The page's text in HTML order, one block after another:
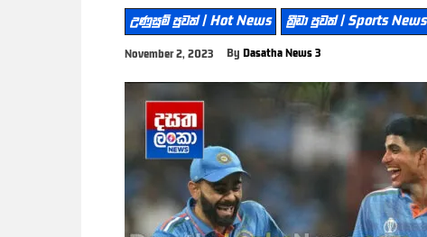
උණුසුම් පුවත් | Hot News ක්‍රීඩා පුවත් | Sports News
November 2, 2023 By Dasatha News 3